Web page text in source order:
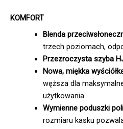
KOMFORT
Blenda
trzech poziomach,
Przezroczysta szyba
Nowa, miękka
węższa dla
użytkowania
Wymienne poduszki
rozmiaru kasku